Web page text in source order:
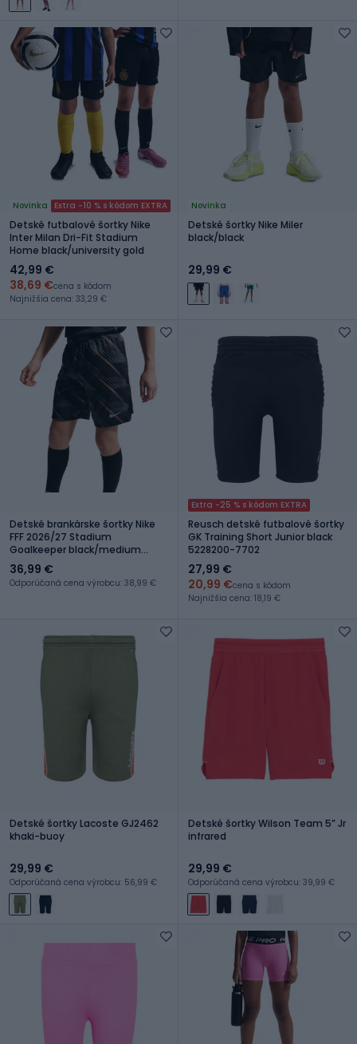
Novinka Extra -10 % s kódom EXTRA
Detské futbalové šortky Nike
Inter Milan Dri-Fit Stadium
Home black/university gold
42,99 €
38,69 €cena s kódom
Najnižšia cena: 33,29 €
Novinka
Detské šortky Nike Miler
black/black
29,99 €
Detské brankárske šortky Nike
FFF 2026/27 Stadium
Goalkeeper black/medium
ash/monarch/igloo
36,99 €
Odporúčaná cena výrobcu: 38,99 €
Extra -25 % s kódom EXTRA
Reusch detské futbalové šortky
GK Training Short Junior black
5228200-7702
27,99 €
20,99 €cena s kódom
Najnižšia cena: 18,19 €
Detské šortky Lacoste GJ2462
khaki-buoy
29,99 €
Odporúčaná cena výrobcu: 56,99 €
Detské šortky Wilson Team 5” Jr
infrared
29,99 €
Odporúčaná cena výrobcu: 39,99 €